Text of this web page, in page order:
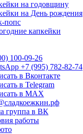
на годовщину
на День рождения
попс
капкейки
100-09-26
+7 (995) 782-82-74
в Вконтакте
в Telegram
в MAX
группа в ВК
работы